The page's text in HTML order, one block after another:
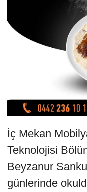
İç Mekan
Teknolojisi
Beyzanur
günlerinde